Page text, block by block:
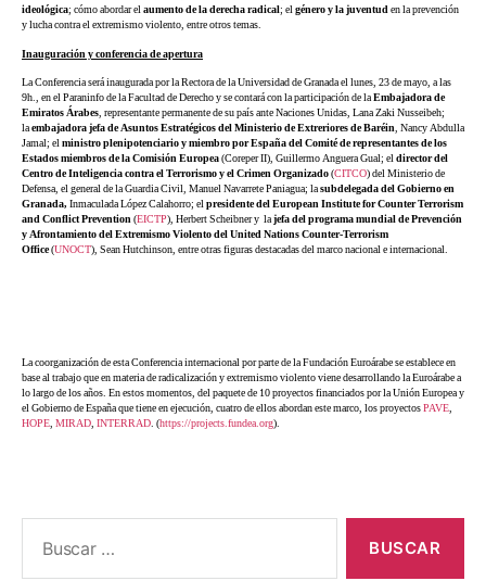
ideológica; cómo abordar elaumento de la derecha radical; elgénero y la juventuden la prevención
y lucha contra el extremismo violento, entre otros temas.
Inauguración y conferencia de apertura
La Conferencia será inaugurada por la Rectora de la Universidad de Granada el lunes, 23 de mayo, a las
9h., en el Paraninfo de la Facultad de Derecho y se contará con la participación de laEmbajadora de
Emiratos Árabes, representante permanente de su país ante Naciones Unidas, Lana Zaki Nusseibeh;
laembajadora jefa de Asuntos Estratégicos del Ministerio de Extreriores de Baréin, Nancy Abdulla
Jamal; elministro plenipotenciario y miembro por España del Comité de representantes de los
Estados miembros de la Comisión Europea(Coreper II), Guillermo Anguera Gual; eldirector del
Centro de Inteligencia contra el Terrorismo y el Crimen Organizado(CITCO) del Ministerio de
Defensa, el general de la Guardia Civil, Manuel Navarrete Paniagua; lasubdelegada del Gobierno en
Granada, Inmaculada López Calahorro; elpresidente del European Institute for Counter Terrorism
and Conflict Prevention(EICTP), Herbert Scheibner y lajefa del programa mundial de Prevención
y Afrontamiento del Extremismo Violento del United Nations Counter-Terrorism
Office(UNOCT), Sean Hutchinson, entre otras figuras destacadas del marco nacional e internacional.
La coorganización de esta Conferencia internacional por parte de la Fundación Euroárabe se establece en
base al trabajo que en materia de radicalización y extremismo violento viene desarrollando la Euroárabe a
lo largo de los años. En estos momentos, del paquete de 10 proyectos financiados por la Unión Europea y
el Gobierno de España que tiene en ejecución, cuatro de ellos abordan este marco, los proyectosPAVE,
HOPE, MIRAD, INTERRAD. (https://projects.fundea.org).